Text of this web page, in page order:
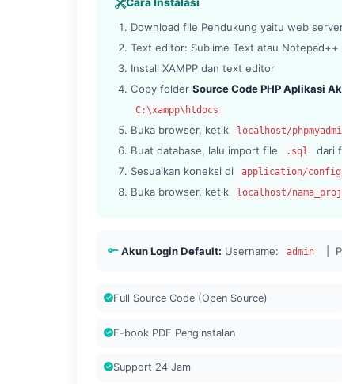
Cara Instalasi
Download file Pendukung yaitu web
Text editor: Sublime Text atau Notepad++
Install XAMPP dan text editor
Copy folder Source Code PHP Aplikasi
C:\xampp\htdocs
Buka browser, ketik localhost/
Buat database, lalu import file .sql dari
Sesuaikan koneksi di application/
Buka browser, ketik localhost/
Akun Login Default: Username: admin |
Full Source Code (Open Source)
E-book PDF Penginstalan
Support 24 Jam